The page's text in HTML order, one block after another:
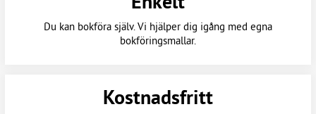
Du kan bokföra själv. Vi hjälper dig igång med egna
bokföringsmallar.
Kostnadsfritt